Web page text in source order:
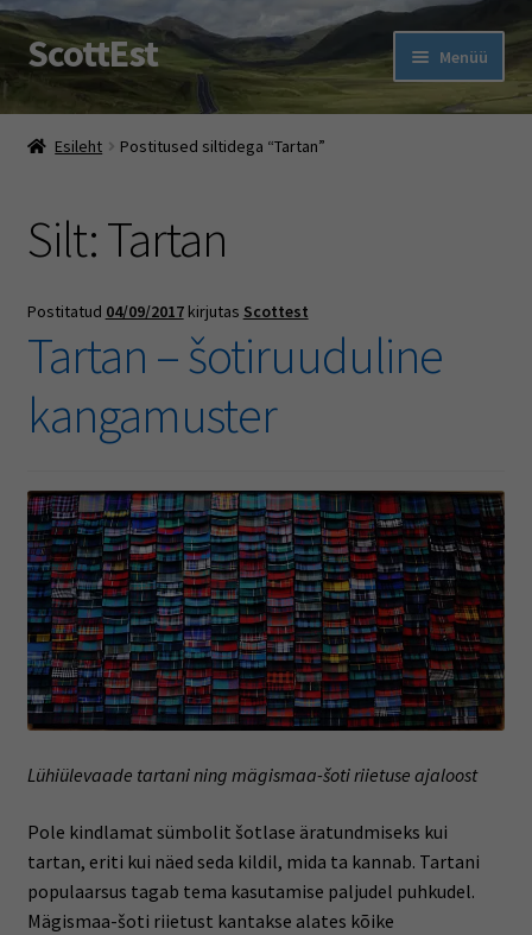
Liigu
navigeerimisele
Liigu
sisu
ScottEst Menüü
Pood
Ava
Šoti pidu
Rootsi keele kursused
Muud jutud
Firmast
Esileht Postitused siltidega “Tartan”
Silt:Tartan
Postitatud 04/09/2017 kirjutas Scottest
Tartan – šotiruuduline
kangamuster
Lühiülevaade tartani ning mägismaa-šoti riietuse ajaloost
Pole kindlamat sümbolit šotlase äratundmiseks kui
tartan, eriti kui näed seda kildil, mida ta kannab. Tartani
populaarsus tagab tema kasutamise paljudel puhkudel.
Mägismaa-šoti riietust kantakse alates kõike